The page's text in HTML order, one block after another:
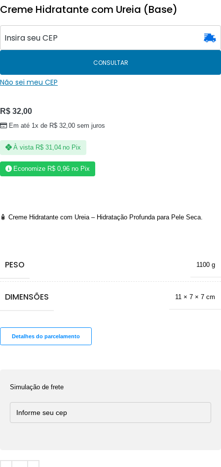
Creme Hidratante com Ureia (Base)
CONSULTAR
Não sei meu CEP
R$ 32,00
Em até 1x de R$ 32,00 sem juros
À vista R$31,04 no Pix
Economize R$ 0,96 no Pix
🧴 Creme Hidratante com Ureia – Hidratação Profunda para Pele Seca.
PESO 1100 g
DIMENSÕES 11 × 7 × 7 cm
Detalhes do parcelamento
Simulação de frete